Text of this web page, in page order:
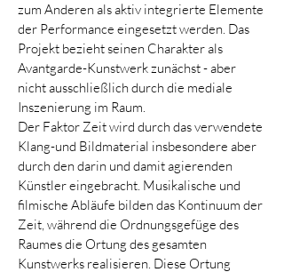
zum Anderen als aktiv integrierte Elemente
der Performance eingesetzt werden. Das
Projekt bezieht seinen Charakter als
Avantgarde-Kunstwerk zunächst - aber
nicht ausschließlich durch die mediale
Inszenierung im Raum.
Der Faktor Zeit wird durch das verwendete
Klang-und Bildmaterial insbesondere aber
durch den darin und damit agierenden
Künstler eingebracht. Musikalische und
filmische Abläufe bilden das Kontinuum der
Zeit, während die Ordnungsgefüge des
Raumes die Ortung des gesamten
Kunstwerks realisieren. Diese Ortung